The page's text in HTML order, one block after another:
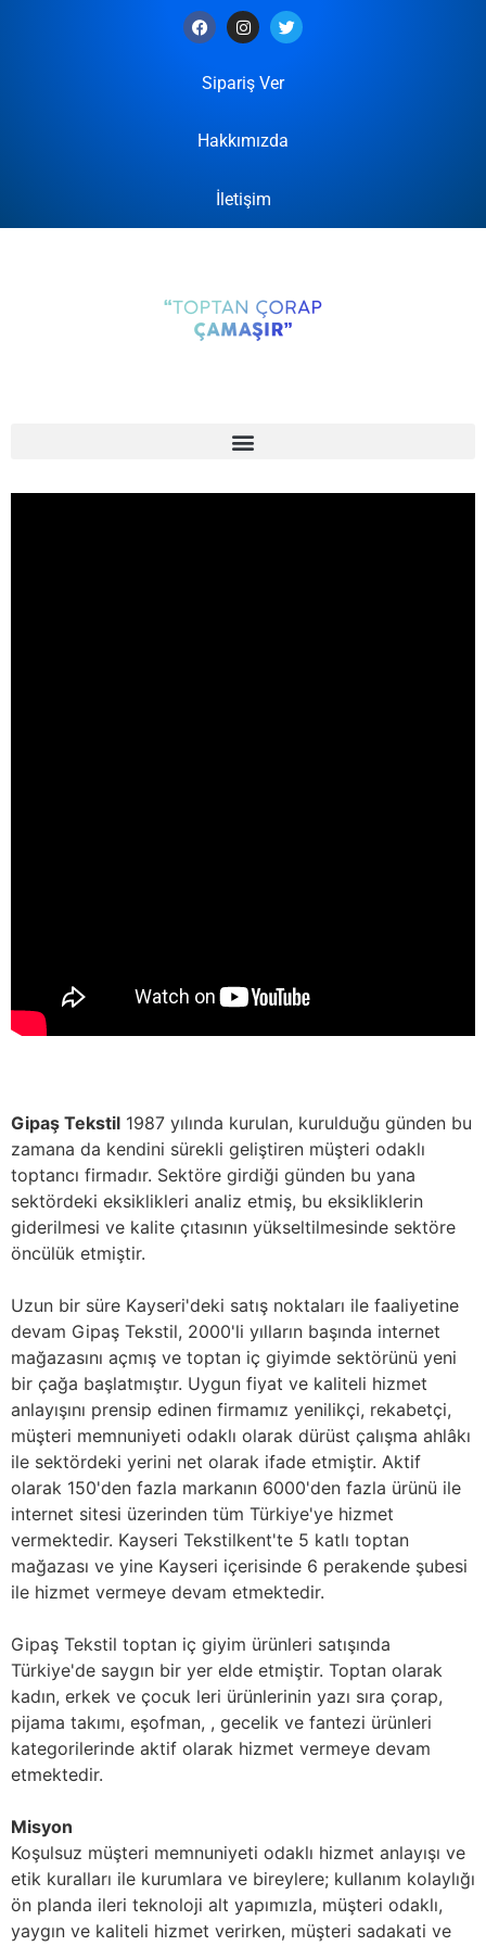
Sipariş Ver
Hakkımızda
İletişim
Gipaş Tekstil 1987 yılında kurulan, kurulduğu günden bu
zamana da kendini sürekli geliştiren müşteri odaklı
toptancı firmadır. Sektöre girdiği günden bu yana
sektördeki eksiklikleri analiz etmiş, bu eksikliklerin
giderilmesi ve kalite çıtasının yükseltilmesinde sektöre
öncülük etmiştir.
Uzun bir süre Kayseri'deki satış noktaları ile faaliyetine
devam Gipaş Tekstil, 2000'li yılların başında internet
mağazasını açmış ve toptan iç giyimde sektörünü yeni
bir çağa başlatmıştır. Uygun fiyat ve kaliteli hizmet
anlayışını prensip edinen firmamız yenilikçi, rekabetçi,
müşteri memnuniyeti odaklı olarak dürüst çalışma ahlâkı
ile sektördeki yerini net olarak ifade etmiştir. Aktif
olarak 150'den fazla markanın 6000'den fazla ürünü ile
internet sitesi üzerinden tüm Türkiye'ye hizmet
vermektedir. Kayseri Tekstilkent'te 5 katlı toptan
mağazası ve yine Kayseri içerisinde 6 perakende şubesi
ile hizmet vermeye devam etmektedir.
Gipaş Tekstil toptan iç giyim ürünleri satışında
Türkiye'de saygın bir yer elde etmiştir. Toptan olarak
kadın, erkek ve çocuk leri ürünlerinin yazı sıra çorap,
pijama takımı, eşofman, , gecelik ve fantezi ürünleri
kategorilerinde aktif olarak hizmet vermeye devam
etmektedir.
Misyon
Koşulsuz müşteri memnuniyeti odaklı hizmet anlayışı ve
etik kuralları ile kurumlara ve bireylere; kullanım kolaylığı
ön planda ileri teknoloji alt yapımızla, müşteri odaklı,
yaygın ve kaliteli hizmet verirken, müşteri sadakati ve